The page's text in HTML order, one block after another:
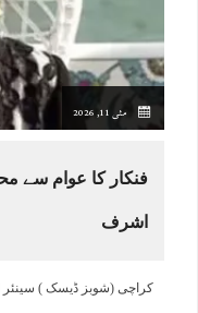
مئی 11, 2026
فنکار کا عوام سے
اشرف
کراچی (شوبز ڈیسک ) سینئر